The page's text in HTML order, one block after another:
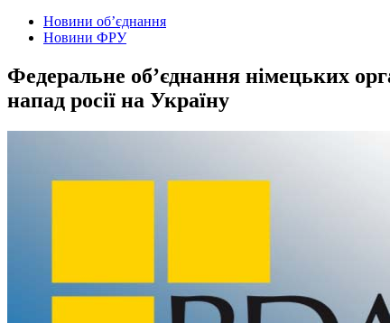
Новини об’єднання
Новини ФРУ
Федеральне об’єднання німецьких
напад росії на Україну